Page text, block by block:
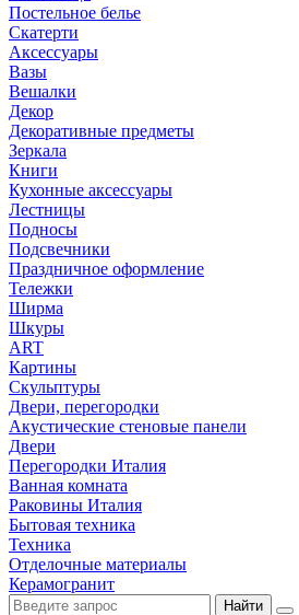
Постельное белье
Скатерти
Аксессуары
Вазы
Вешалки
Декор
Декоративные предметы
Зеркала
Книги
Кухонные аксессуары
Лестницы
Подносы
Подсвечники
Праздничное оформление
Тележки
Ширма
Шкуры
ART
Картины
Скульптуры
Двери, перегородки
Акустические стеновые панели
Двери
Перегородки Италия
Ванная комната
Раковины Италия
Бытовая техника
Техника
Отделочные материалы
Керамогранит
Найти